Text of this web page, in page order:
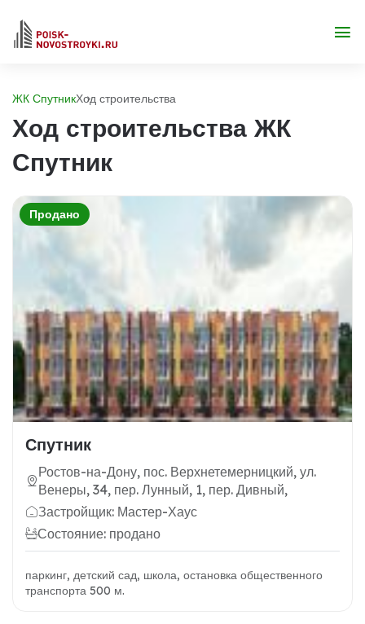
ЖК СпутникХод строительства
Ход строительства ЖК
Спутник
Продано
Спутник
Ростов-на-Дону, пос. Верхнетемерницкий, ул.
Венеры, 34, пер. Лунный, 1, пер. Дивный,
Застройщик: Мастер-Хаус
Состояние: продано
паркинг, детский сад, школа, остановка общественного
транспорта 500 м.